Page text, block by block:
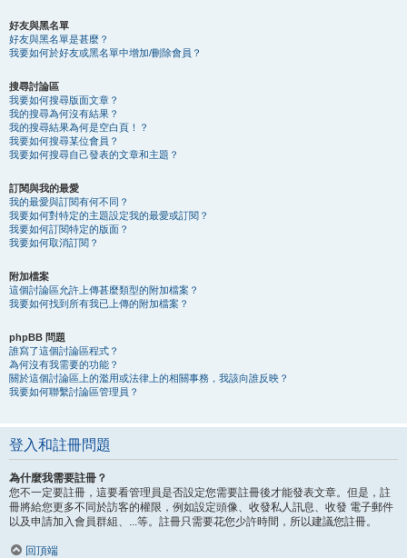
好友與黑名單
好友與黑名單是甚麼？
我要如何於好友或黑名單中增加/刪除會員？
搜尋討論區
我要如何搜尋版面文章？
我的搜尋為何沒有結果？
我的搜尋結果為何是空白頁！？
我要如何搜尋某位會員？
我要如何搜尋自己發表的文章和主題？
訂閱與我的最愛
我的最愛與訂閱有何不同？
我要如何對特定的主題設定我的最愛或訂閱？
我要如何訂閱特定的版面？
我要如何取消訂閱？
附加檔案
這個討論區允許上傳甚麼類型的附加檔案？
我要如何找到所有我已上傳的附加檔案？
phpBB 問題
誰寫了這個討論區程式？
為何沒有我需要的功能？
關於這個討論區上的濫用或法律上的相關事務，我該向誰反映？
我要如何聯繫討論區管理員？
登入和註冊問題
為什麼我需要註冊？
您不一定要註冊，這要看管理員是否設定您需要註冊後才能發表文章。但是，註
冊將給您更多不同於訪客的權限，例如設定頭像、收發私人訊息、收發 電子郵件
以及申請加入會員群組、...等。註冊只需要花您少許時間，所以建議您註冊。
回頂端